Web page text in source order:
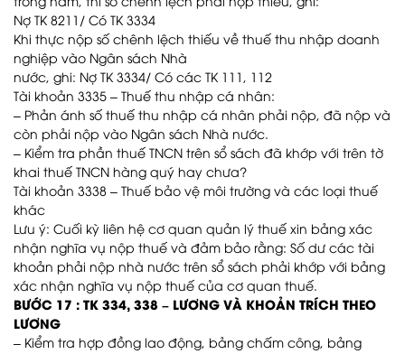
Nợ TK 8211/ Có TK 3334
Khi thực nộp số chênh lệch thiếu về thuế thu nhập doanh
nghiệp vào Ngân sách Nhà
nước, ghi: Nợ TK 3334/ Có các TK 111, 112
Tài khoản 3335 – Thuế thu nhập cá nhân:
– Phản ánh số thuế thu nhập cá nhân phải nộp, đã nộp và
còn phải nộp vào Ngân sách Nhà nước.
– Kiểm tra phần thuế TNCN trên sổ sách đã khớp với trên tờ
khai thuế TNCN hàng quý hay chưa?
Tài khoản 3338 – Thuế bảo vệ môi trường và các loại thuế
khác
Lưu ý: Cuối kỳ liên hệ cơ quan quản lý thuế xin bảng xác
nhận nghĩa vụ nộp thuế và đảm bảo rằng: Số dư các tài
khoản phải nộp nhà nước trên sổ sách phải khớp với bảng
xác nhận nghĩa vụ nộp thuế của cơ quan thuế.
BƯỚC 17 : TK 334, 338 – LƯƠNG VÀ KHOẢN TRÍCH THEO
LƯƠNG
– Kiểm tra hợp đồng lao động, bảng chấm công, bảng